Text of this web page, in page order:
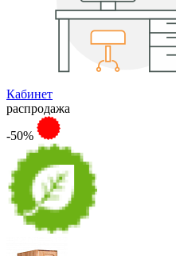
Кабинет
распродажа
-50%